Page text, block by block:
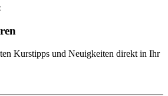
Kurstipps und Neuigkeiten direkt in Ihr